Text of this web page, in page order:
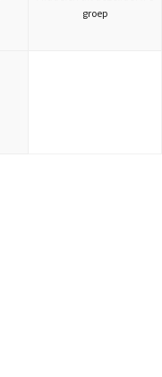
groep